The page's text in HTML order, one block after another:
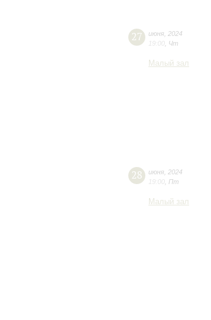
27 июня 2024
19:00 Чт
Малый зал
28 июня 2024
19:00 Пт
Малый зал